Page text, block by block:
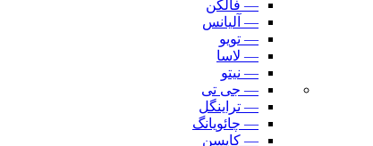
— فالکن
— آلیانس
— تویو
— لاسا
— نیتو
— جی تی
— تراینگل
— چائویانگ
— کاپسن